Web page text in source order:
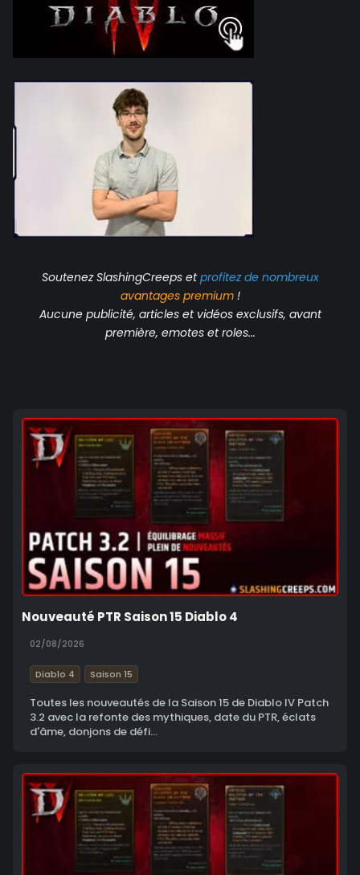
Soutenez SlashingCreeps etprofitez de nombreux
avantagespremium!
Aucune publicité, articles et vidéos exclusifs, avant
première, emotes et roles...
Nouveauté PTR Saison 15 Diablo 4
02/08/2026
Diablo 4 Saison 15
Toutes les nouveautés de la Saison 15 de Diablo IV Patch
3.2 avec la refonte des mythiques, date du PTR, éclats
d'âme, donjons de défi...